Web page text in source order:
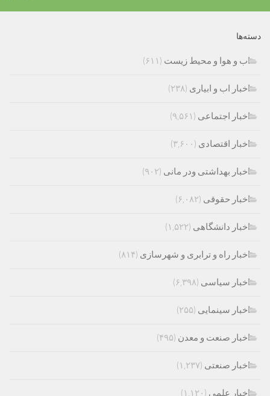
دسته‌ها
اب و هوا و محیط زیست (۶۱۱)
اخبار اب و ابیاری (۲۳۸)
اخبار اجتماعی (۹,۵۶۱)
اخبار اقتصادی (۳,۶۰۰)
اخبار بهداشتی ودر مانی (۹۰۲)
اخبار حقوقی (۶,۰۸۲)
اخبار دانشگاهی (۱,۵۲۲)
اخبار راه و ترابری و شهرسازی (۸۱۴)
اخبار سیاسی (۶,۳۹۸)
اخبار سینمایی (۲۵۵)
اخبار صنعت و معدن (۴۹۵)
اخبار صنعتی (۱,۲۳۷)
اخبار علمی (۱,۱۲۰)